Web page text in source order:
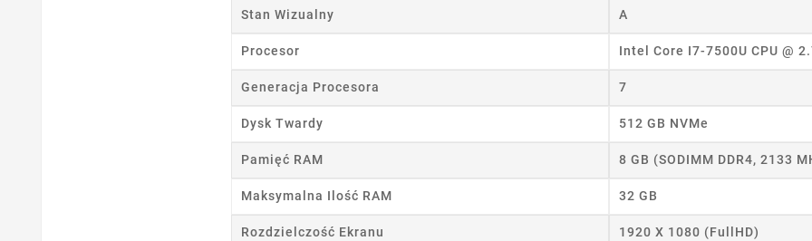
Stan Wizualny A
Procesor Intel Core I7-7500U CPU @
Generacja Procesora 7
Dysk Twardy 512 GB NVMe
Pamięć RAM 8 GB (SODIMM DDR4, 2133
Maksymalna Ilość RAM 32 GB
Rozdzielczość Ekranu 1920 X 1080 (FullHD)
Nazwa listy życzeń